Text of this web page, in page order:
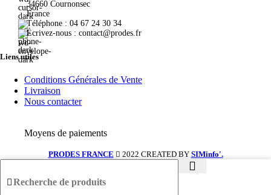
34660 Cournonsec
France
Téléphone : 04 67 24 30 34
Écrivez-nous : contact@prodes.fr
Liens utiles
Conditions Générales de Vente
Livraison
Nous contacter
Moyens de paiements
PRODES FRANCE 2022 CREATED BY SIMinfo'.